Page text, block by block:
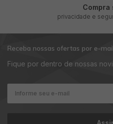
atender às necessidades
Principais Indicações
Mulheres com síndrome dos
Indivíduos que desejam
de ansiedade
Mulheres que desejam
Compra
privacidade e
Receba nossas ofertas por e-mail
Fique por dentro de nossas